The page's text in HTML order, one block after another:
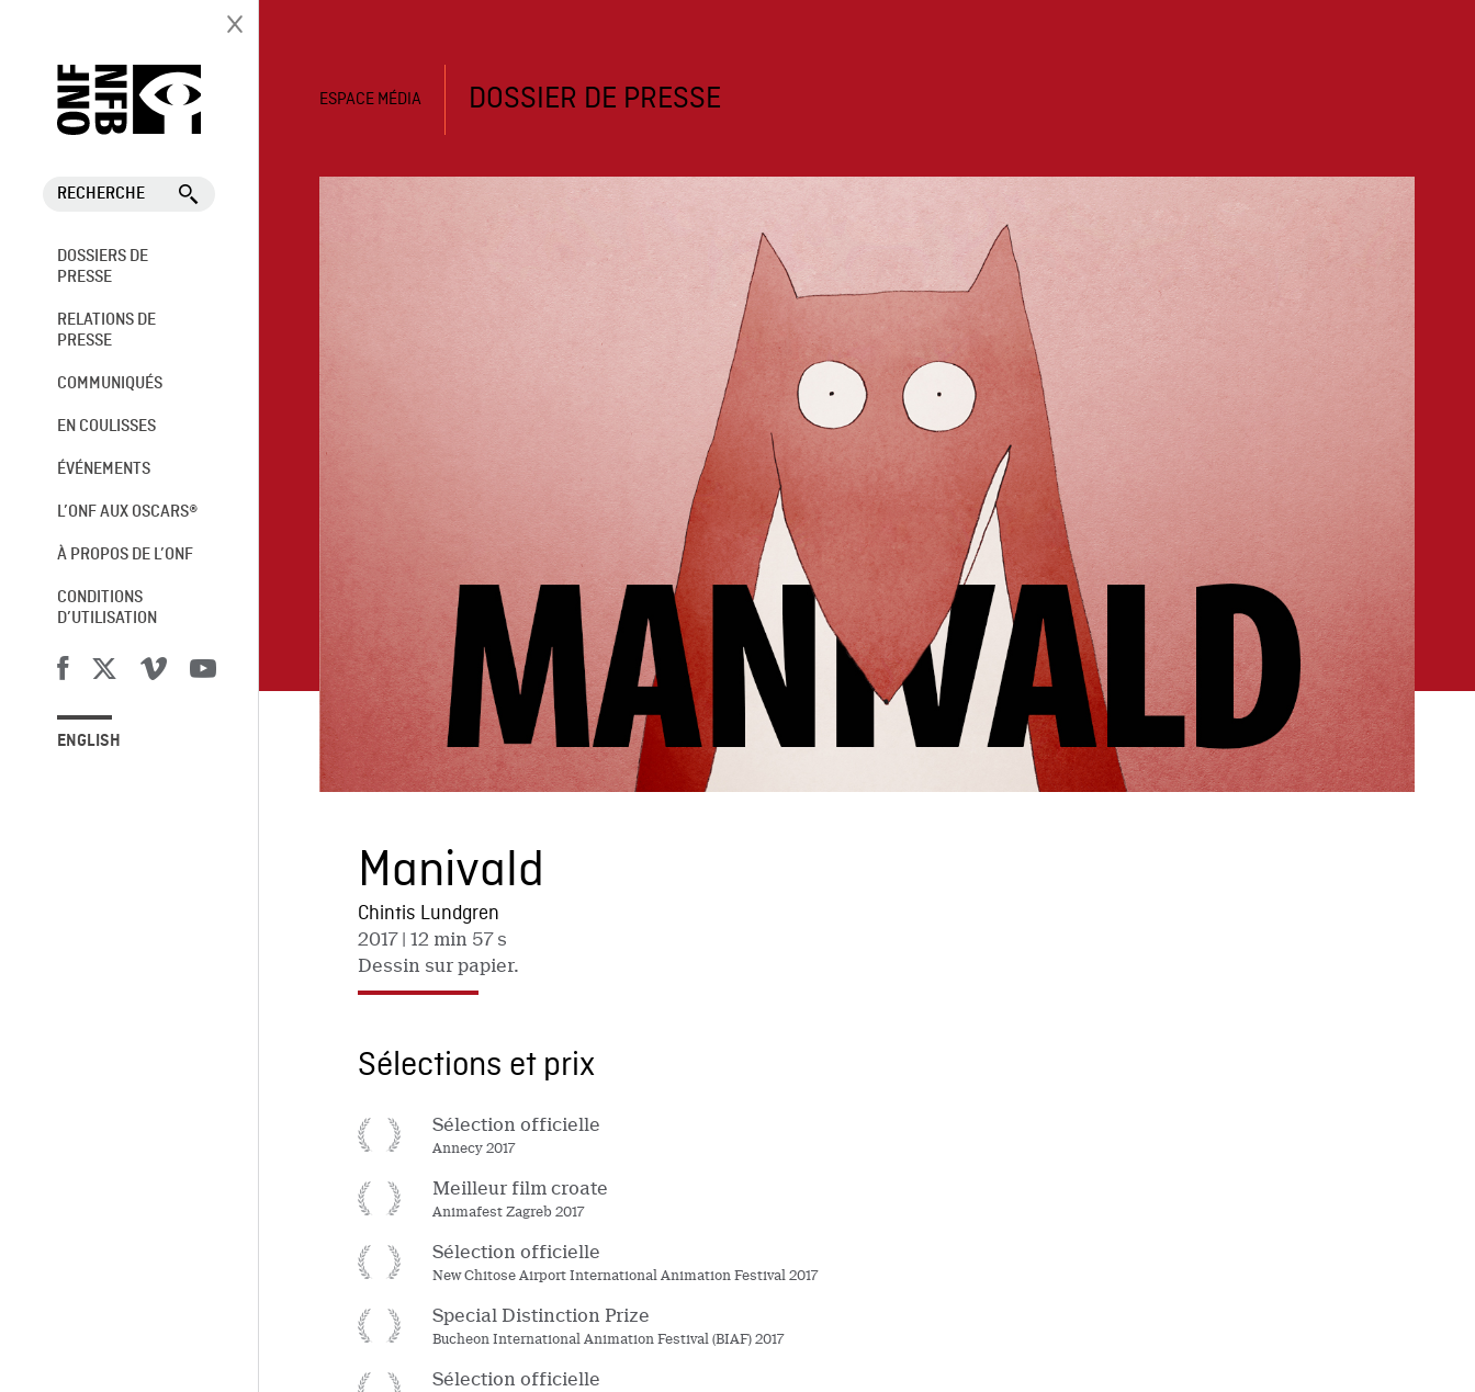
RECHERCHE
DOSSIERS DE
PRESSE
RELATIONS DE
PRESSE
COMMUNIQUÉS
EN COULISSES
ÉVÉNEMENTS
L’ONF AUX OSCARS®
À PROPOS DE L’ONF
CONDITIONS
D’UTILISATION
ENGLISH
ESPACE MÉDIA DOSSIER DE PRESSE
Manivald
Chintis Lundgren
2017 | 12 min 57 s
Dessin sur papier.
Sélections et prix
Sélection officielle
Annecy 2017
Meilleur film croate
Animafest Zagreb 2017
Sélection officielle
New Chitose Airport International Animation Festival 2017
Special Distinction Prize
Bucheon International Animation Festival (BIAF) 2017
Sélection officielle